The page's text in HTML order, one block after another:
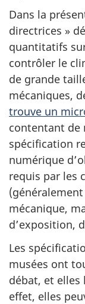
Dans la
directrices »
quantitatifs
contrôler le
de grande
mécaniques,
trouve un
contentant de
spécification
numérique
requis par les
mécanique,
d’exposition,
Les
musées ont
débat, et elles
effet, elles